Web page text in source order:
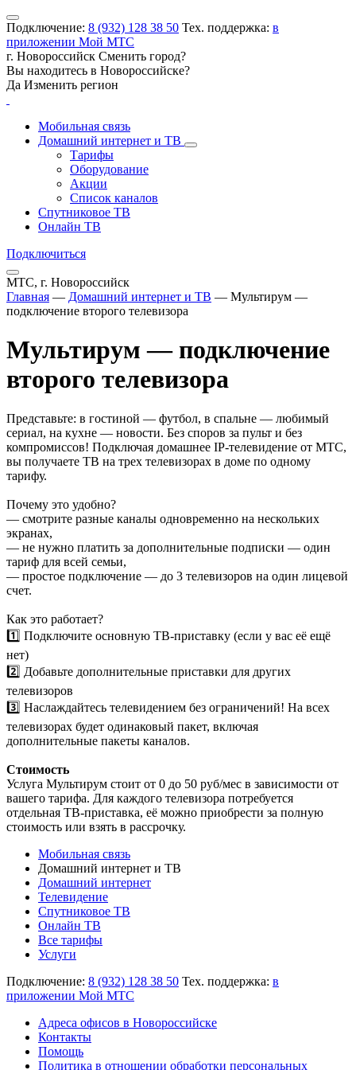
Подключение: 8 (932) 128 38 50 Тех. поддержка: в
приложении Мой МТС
г. Новороссийск Сменить город?
Вы находитесь в Новороссийске?
Да Изменить регион
Мобильная связь
Домашний интернет и ТВ
Тарифы
Оборудование
Акции
Список каналов
Спутниковое ТВ
Онлайн ТВ
Подключиться
МТС, г. Новороссийск
Главная — Домашний интернет и ТВ — Мультирум —
подключение второго телевизора
Мультирум — подключение
второго телевизора
Представьте: в гостиной — футбол, в спальне — любимый
сериал, на кухне — новости. Без споров за пульт и без
компромиссов! Подключая домашнее IP-телевидение от МТС,
вы получаете ТВ на трех телевизорах в доме по одному
тарифу.
Почему это удобно?
— смотрите разные каналы одновременно на нескольких
экранах,
— не нужно платить за дополнительные подписки — один
тариф для всей семьи,
— простое подключение — до 3 телевизоров на один лицевой
счет.
Как это работает?
1️⃣ Подключите основную ТВ-приставку (если у вас её ещё
нет)
2️⃣ Добавьте дополнительные приставки для других
телевизоров
3️⃣ Наслаждайтесь телевидением без ограничений! На всех
телевизорах будет одинаковый пакет, включая
дополнительные пакеты каналов.
Стоимость
Услуга Мультирум стоит от 0 до 50 руб/мес в зависимости от
вашего тарифа. Для каждого телевизора потребуется
отдельная ТВ-приставка, её можно приобрести за полную
стоимость или взять в рассрочку.
Мобильная связь
Домашний интернет и ТВ
Домашний интернет
Телевидение
Спутниковое ТВ
Онлайн ТВ
Все тарифы
Услуги
Подключение: 8 (932) 128 38 50 Тех. поддержка: в
приложении Мой МТС
Адреса офисов в Новороссийске
Контакты
Помощь
Политика в отношении обработки персональных